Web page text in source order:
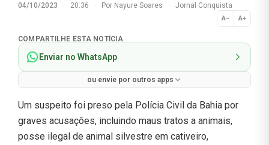
04/10/2023 · 20:36 · Por Nayure Soares · Jornal Conquista
A− A+
Normal
COMPARTILHE ESTA NOTÍCIA
Enviar no WhatsApp
ou envie por outros apps
Um suspeito foi preso pela Polícia Civil da Bahia por
graves acusações, incluindo maus tratos a animais,
posse ilegal de animal silvestre em cativeiro,